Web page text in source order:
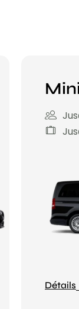
Détails